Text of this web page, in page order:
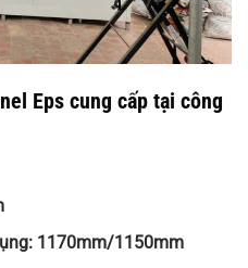
Eps cung cấp tại công
1170mm/1150mm